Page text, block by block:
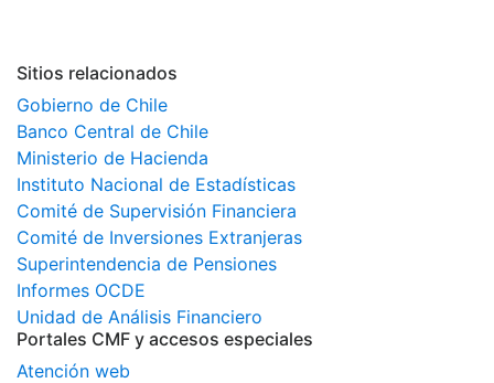
Sitios relacionados
Gobierno de Chile
Banco Central de Chile
Ministerio de Hacienda
Instituto Nacional de Estadísticas
Comité de Supervisión Financiera
Comité de Inversiones Extranjeras
Superintendencia de Pensiones
Informes OCDE
Unidad de Análisis Financiero
Portales CMF y accesos especiales
Atención web